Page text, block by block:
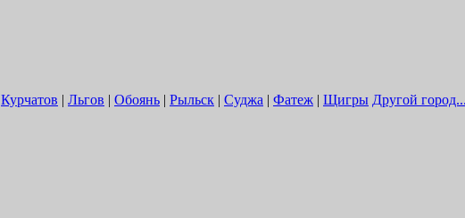
Курчатов | Льгов | Обоянь | Рыльск | Суджа | Фатеж | Щигры Другой